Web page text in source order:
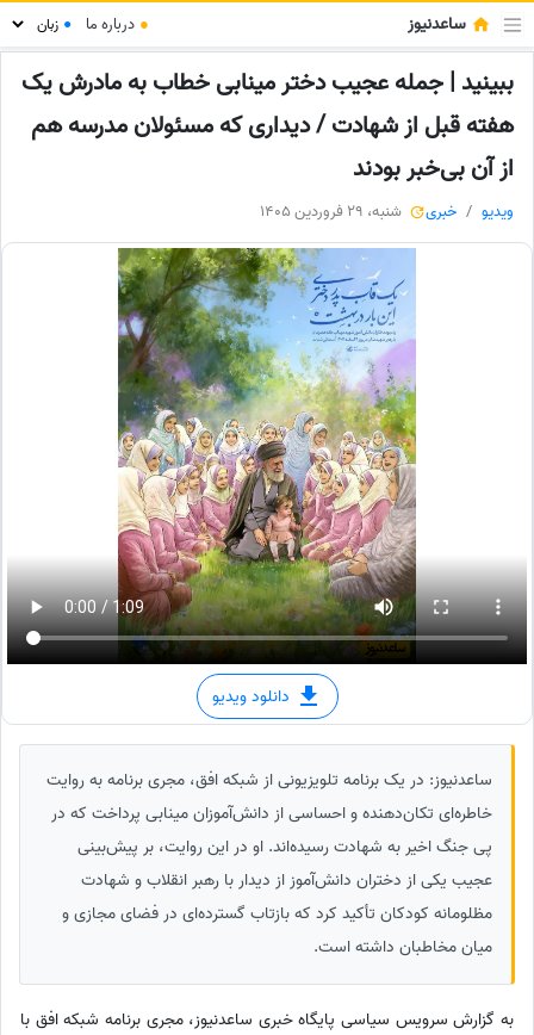
ساعدنیوز ● درباره ما ●
ببینید | جمله عجیب دختر مینابی خطاب به مادرش یک
هفته قبل از شهادت / دیداری که مسئولان مدرسه هم
از آن بی‌خبر بودند
ویدیو خبری شنبه، 29 فروردین 1405
دانلود ویدیو
ساعدنیوز: در یک برنامه تلویزیونی از شبکه افق، مجری برنامه به روایت
خاطره‌ای تکان‌دهنده و احساسی از دانش‌آموزان مینابی پرداخت که در
پی جنگ اخیر به شهادت رسیده‌اند. او در این روایت، بر پیش‌بینی
عجیب یکی از دختران دانش‌آموز از دیدار با رهبر انقلاب و شهادت
مظلومانه کودکان تأکید کرد که بازتاب گسترده‌ای در فضای مجازی و
میان مخاطبان داشته است.
به گزارش سرویس سیاسی پایگاه خبری ساعدنیوز، مجری برنامه شبکه افق با